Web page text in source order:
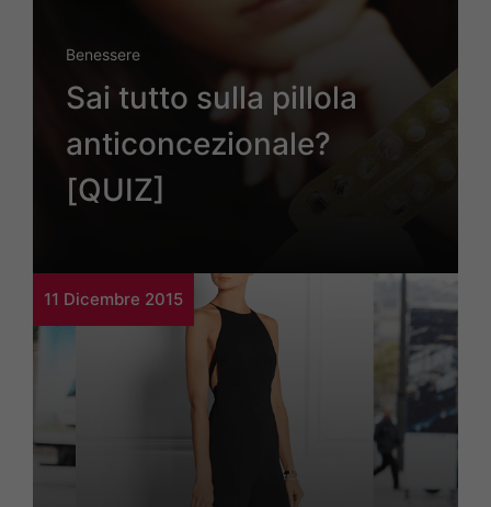
Benessere
Sai tutto sulla pillola
anticoncezionale?
[QUIZ]
11 Dicembre 2015